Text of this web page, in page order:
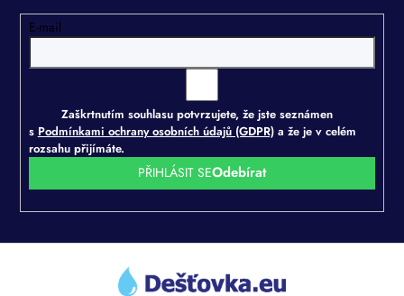
E-mail
Zaškrtnutím souhlasu potvrzujete, že jste seznámen
s Podmínkami ochrany osobních údajů (GDPR)a že je v celém
rozsahu přijímáte.
PŘIHLÁSIT SE
Z